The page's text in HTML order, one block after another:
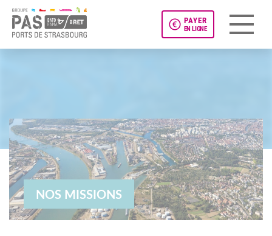
PAYER
EN LIGNE
NOS MISSIONS